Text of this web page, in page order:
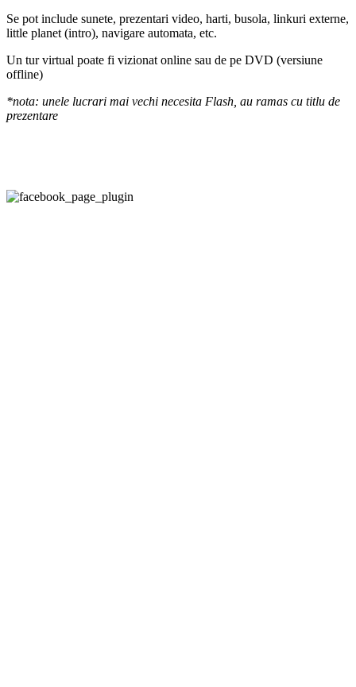
Se pot include sunete, prezentari video, harti, busola, linkuri externe,
little planet (intro), navigare automata, etc.
Un tur virtual poate fi vizionat online sau de pe DVD (versiune
offline)
*nota: unele lucrari mai vechi necesita Flash, au ramas cu titlu de
prezentare